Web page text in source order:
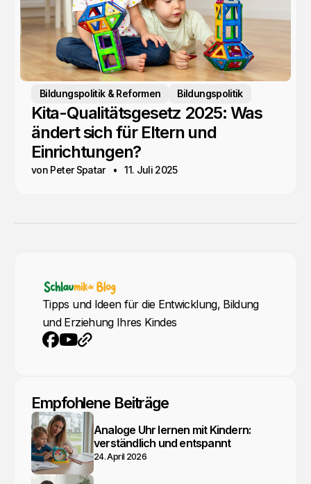
Bildungspolitik & Reformen Bildungspolitik
Kita-Qualitätsgesetz 2025: Was
ändert sich für Eltern und
Einrichtungen?
von Peter Spatar 11. Juli 2025
Tipps und Ideen für die Entwicklung, Bildung
und Erziehung Ihres Kindes
Empfohlene Beiträge
Analoge Uhr lernen mit Kindern:
verständlich und entspannt
24. April 2026